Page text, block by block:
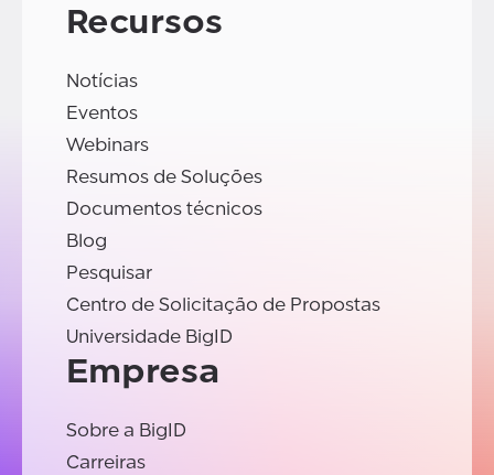
Recursos
Notícias
Eventos
Webinars
Resumos de Soluções
Documentos técnicos
Blog
Pesquisar
Centro de Solicitação de Propostas
Universidade BigID
Empresa
Sobre a BigID
Carreiras